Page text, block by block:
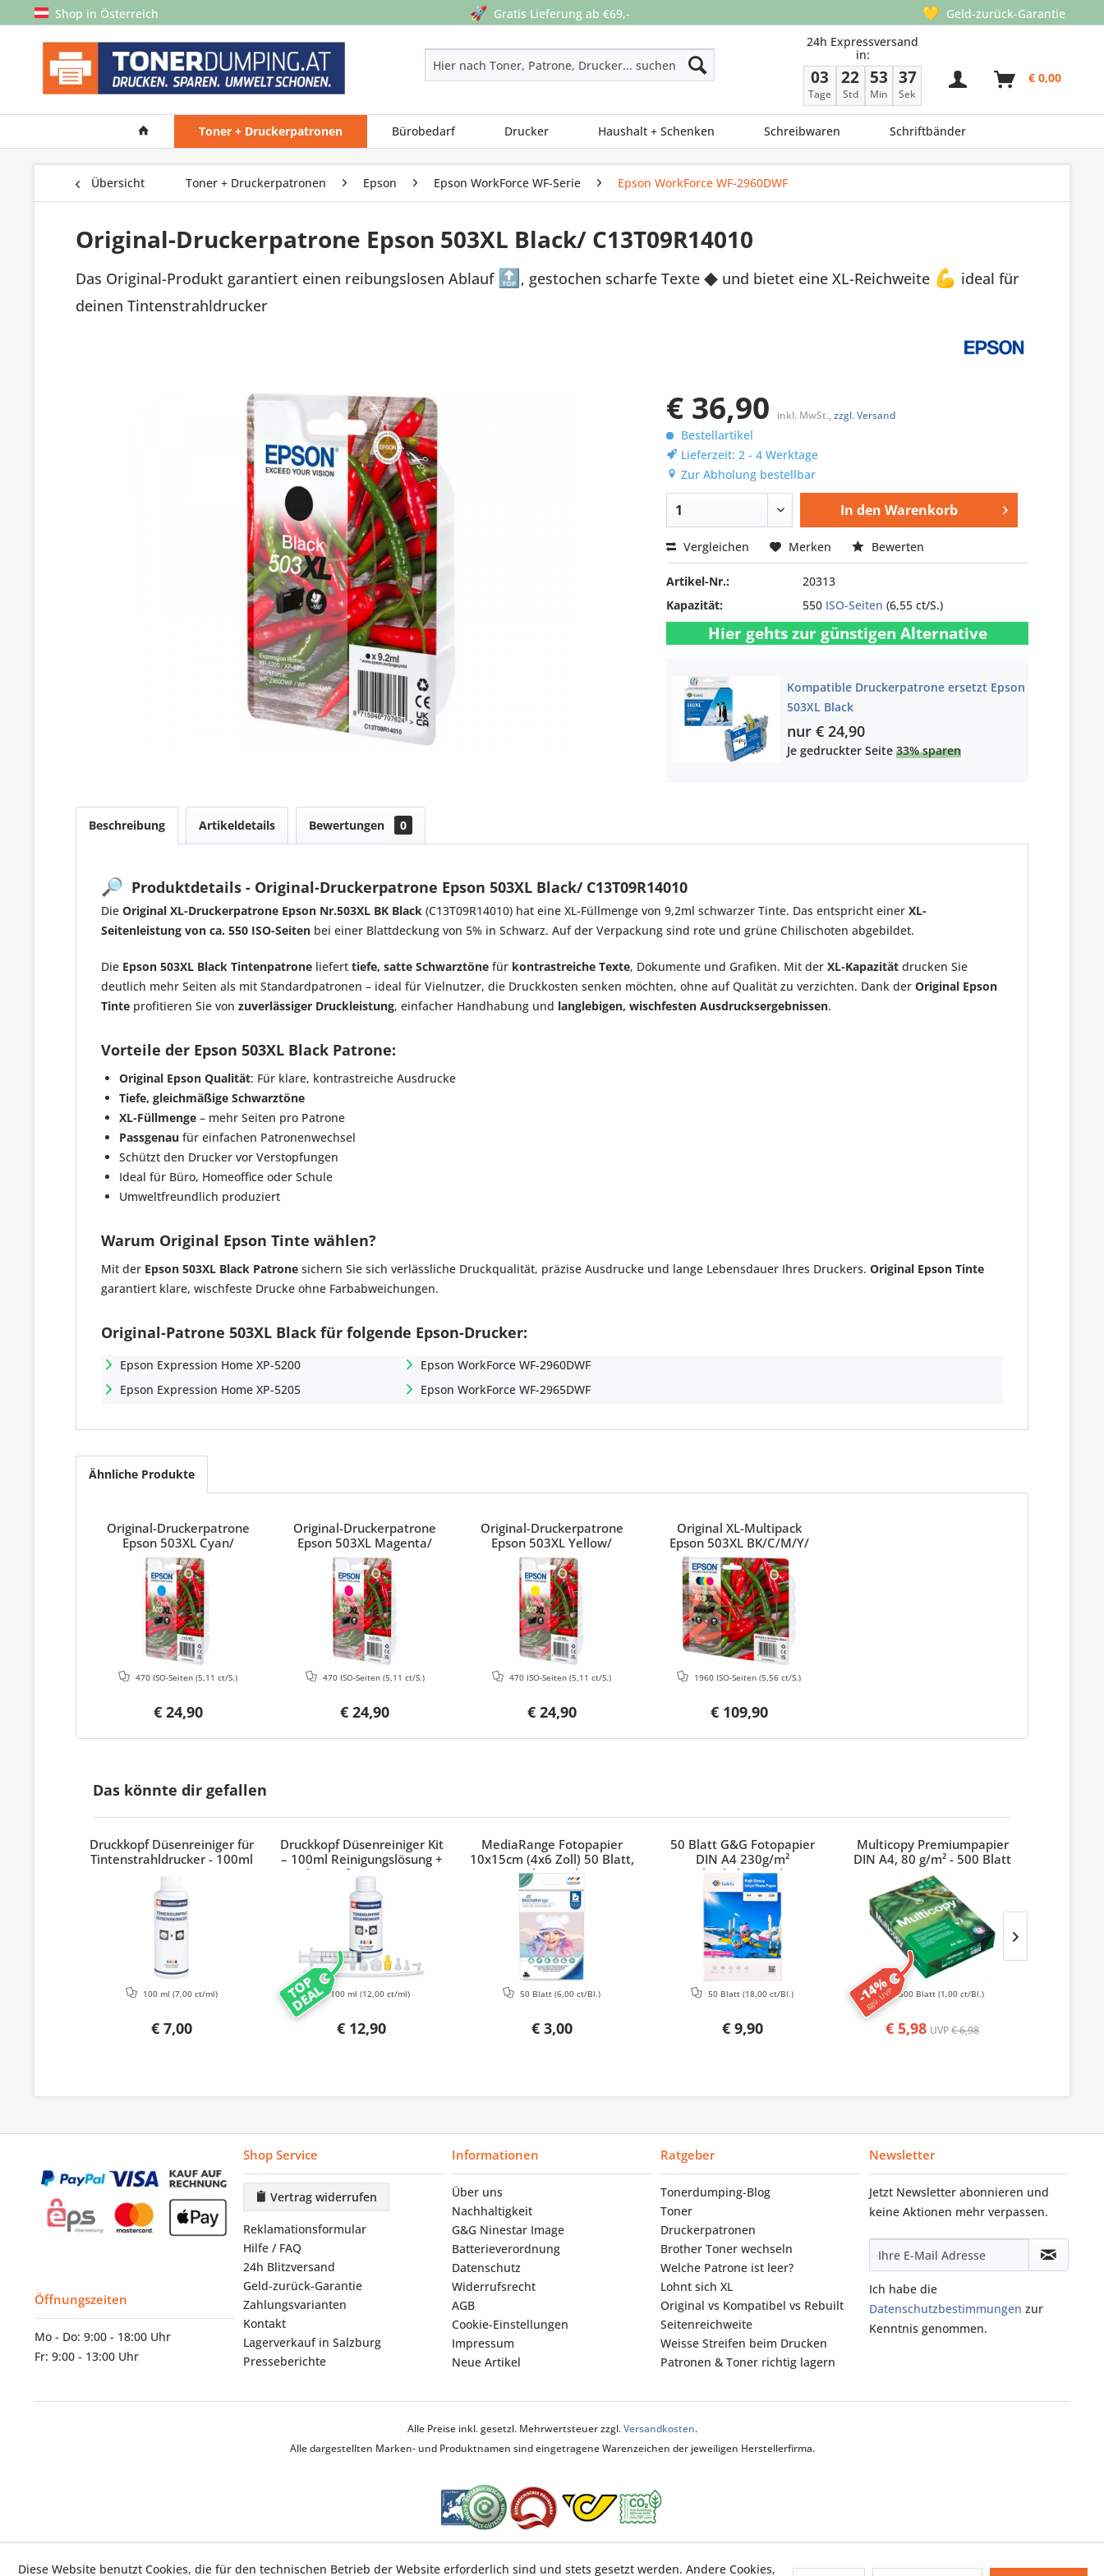
Shop in Österreich 🚀 Gratis Lieferung ab €69,- 💛 Geld-zurück-Garantie
24h Expressversand
in:
03
Tage
22
Std
53
Min
36
Sek
€ 0,00
Toner + Druckerpatronen Bürobedarf Drucker Haushalt + Schenken Schreibwaren Schriftbänder
Übersicht Toner + Druckerpatronen Epson Epson WorkForce WF-Serie Epson WorkForce WF-2960DWF
Original-Druckerpatrone Epson 503XL Black/ C13T09R14010
Das Original-Produkt garantiert einen reibungslosen Ablauf 🔝 , gestochen scharfe Texte ◆ und bietet eine XL-Reichweite 💪 ideal für
deinen Tintenstrahldrucker
€ 36,90 inkl. MwSt.,zzgl. Versand
Bestellartikel
Lieferzeit: 2 - 4 Werktage
Zur Abholung bestellbar
In den Warenkorb
Vergleichen Merken Bewerten
Artikel-Nr.:
20313
Kapazität:
550 ISO-Seiten (6,55 ct/S.)
Hier gehts zur günstigen Alternative
Kompatible Druckerpatrone ersetzt Epson
503XL Black
nur € 24,90
Je gedruckter Seite 33% sparen
Beschreibung Artikeldetails Bewertungen 0
🔎 Produktdetails - Original-Druckerpatrone Epson 503XL Black/ C13T09R14010
Die Original XL-Druckerpatrone Epson Nr.503XL BK Black (C13T09R14010) hat eine XL-Füllmenge von 9,2ml schwarzer Tinte. Das entspricht einer XL-
Seitenleistung von ca. 550 ISO-Seiten bei einer Blattdeckung von 5% in Schwarz. Auf der Verpackung sind rote und grüne Chilischoten abgebildet.
Die Epson 503XL Black Tintenpatrone liefert tiefe, satte Schwarztöne für kontrastreiche Texte, Dokumente und Grafiken. Mit der XL-Kapazität drucken Sie
deutlich mehr Seiten als mit Standardpatronen – ideal für Vielnutzer, die Druckkosten senken möchten, ohne auf Qualität zu verzichten. Dank der Original Epson
Tinte profitieren Sie von zuverlässiger Druckleistung, einfacher Handhabung und langlebigen, wischfesten Ausdrucksergebnissen.
Vorteile der Epson 503XL Black Patrone:
Original Epson Qualität: Für klare, kontrastreiche Ausdrucke
Tiefe, gleichmäßige Schwarztöne
XL-Füllmenge – mehr Seiten pro Patrone
Passgenau für einfachen Patronenwechsel
Schützt den Drucker vor Verstopfungen
Ideal für Büro, Homeoffice oder Schule
Umweltfreundlich produziert
Warum Original Epson Tinte wählen?
Mit der Epson 503XL Black Patrone sichern Sie sich verlässliche Druckqualität, präzise Ausdrucke und lange Lebensdauer Ihres Druckers. Original Epson Tinte
garantiert klare, wischfeste Drucke ohne Farbabweichungen.
Original-Patrone 503XL Black für folgende Epson-Drucker:
Epson Expression Home XP-5200
Epson Expression Home XP-5205
Epson WorkForce WF-2960DWF
Epson WorkForce WF-2965DWF
Ähnliche Produkte
Original-Druckerpatrone
Epson 503XL Cyan/
C13T09R24010
€ 24,90
470 ISO-Seiten(5,11 ct/S.)
Original-Druckerpatrone
Epson 503XL Magenta/
C13T09R34010
€ 24,90
470 ISO-Seiten (5,11 ct/S.)
Original-Druckerpatrone
Epson 503XL Yellow/
C13T09R44010
€ 24,90
470 ISO-Seiten(5,11 ct/S.)
Original XL-Multipack
Epson 503XL BK/C/M/Y/
C13T09R64010
€ 109,90
1960 ISO-Seiten(5,56 ct/S.)
Das könnte dir gefallen
Druckkopf Düsenreiniger für
Tintenstrahldrucker - 100ml
€ 7,00
100 ml (7,00 ct/ml) TOP
DEAL
Druckkopf Düsenreiniger Kit
– 100ml Reinigungslösung +
Adapter für Canon, HP,
Epson & Brother
€ 12,90
100 ml(12,00 ct/ml)
MediaRange Fotopapier
10x15cm (4x6 Zoll) 50 Blatt,
glänzend
€ 3,00
50 Blatt(6,00 ct/Bl.)
50 Blatt G&G Fotopapier
DIN A4 230g/m²
hochglänzend
€ 9,90
50 Blatt(18,00 ct/Bl.) -14%
ggü. UVP
Multicopy Premiumpapier
DIN A4, 80 g/m² - 500 Blatt
€ 5,98 UVP€ 6,98
500 Blatt (1,00 ct/Bl.)
Öffnungszeiten
Mo - Do: 9:00 - 18:00 Uhr
Fr: 9:00 - 13:00 Uhr
Shop Service
Vertrag widerrufen
Reklamationsformular
Hilfe / FAQ
24h Blitzversand
Geld-zurück-Garantie
Zahlungsvarianten
Kontakt
Lagerverkauf in Salzburg
Presseberichte
Informationen
Über uns
Nachhaltigkeit
G&G Ninestar Image
Batterieverordnung
Datenschutz
Widerrufsrecht
AGB
Cookie-Einstellungen
Impressum
Neue Artikel
Ratgeber
Tonerdumping‑Blog
Toner
Druckerpatronen
Brother Toner wechseln
Welche Patrone ist leer?
Lohnt sich XL
Original vs Kompatibel vs Rebuilt
Seitenreichweite
Weisse Streifen beim Drucken
Patronen & Toner richtig lagern
Newsletter
Jetzt Newsletter abonnieren und
keine Aktionen mehr verpassen.
Ich habe die
Datenschutzbestimmungen zur
Kenntnis genommen.
Alle Preise inkl. gesetzl. Mehrwertsteuer zzgl.Versandkosten.
Alle dargestellten Marken- und Produktnamen sind eingetragene Warenzeichen der jeweiligen Herstellerfirma.
Diese Website benutzt Cookies, die für den technischen Betrieb der Website erforderlich sind und stets gesetzt werden. Andere Cookies,